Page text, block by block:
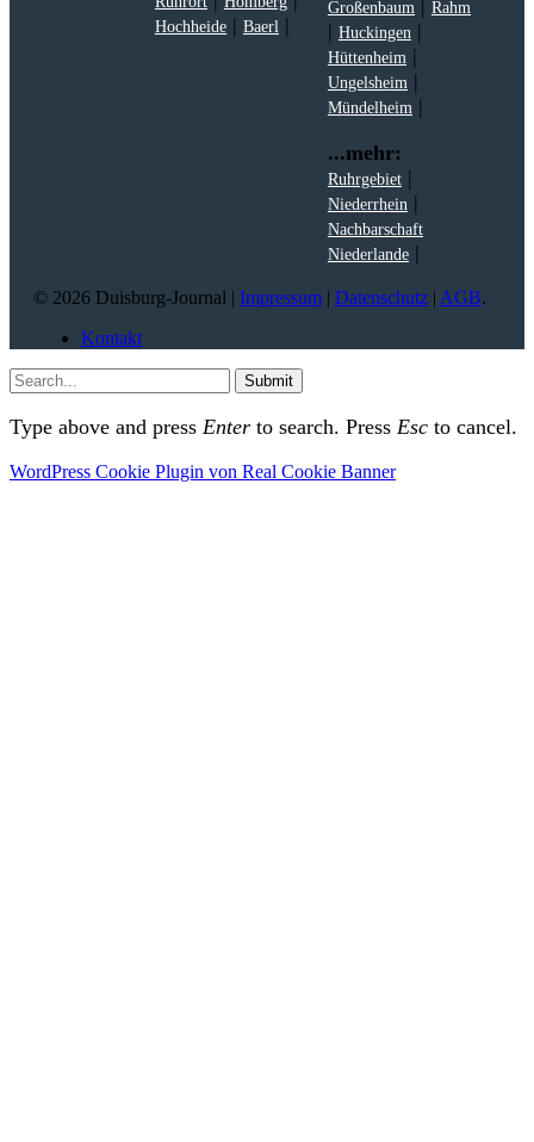
Hochheide| Baerl|
Großenbaum| Rahm
| Huckingen|
Hüttenheim|
Ungelsheim|
Mündelheim|
...mehr:
Ruhrgebiet|
Niederrhein|
Nachbarschaft
Niederlande|
© 2026 Duisburg-Journal | Impressum | Datenschutz | AGB.
Kontakt
Submit
Type above and press Enter to search. Press Esc to cancel.
WordPress Cookie Plugin von Real Cookie Banner